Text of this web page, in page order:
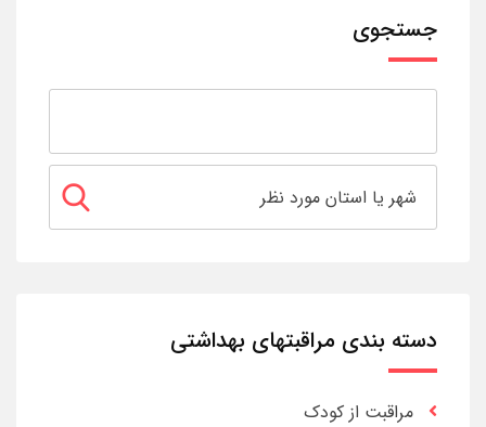
جستجوی
دسته بندی مراقبتهای بهداشتی
مراقبت از کودک